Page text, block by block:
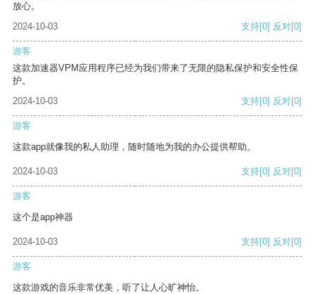
放心。
2024-10-03
支持[0] 反对[0]
游客
这款加速器VPM应用程序已经为我们带来了无限的隐私保护和安全性保
护。
2024-10-03
支持[0] 反对[0]
游客
这款app就像我的私人助理，随时随地为我的办公提供帮助。
2024-10-03 支持[0] 反对[0]
游客
这个是app神器
2024-10-03 支持[0] 反对[0]
游客
这款游戏的音乐非常优美，听了让人心旷神怡。